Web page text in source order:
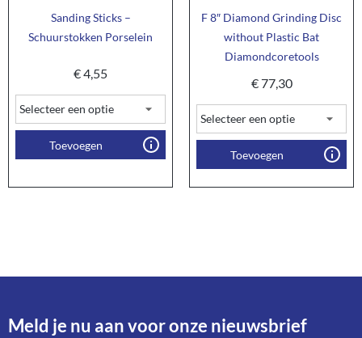
Sanding Sticks –
Schuurstokken Porselein
€4,55
Toevoegen
F 8″ Diamond Grinding Disc
without Plastic Bat
Diamondcoretools
€77,30
Toevoegen
Meld je nu aan voor onze nieuwsbrief​